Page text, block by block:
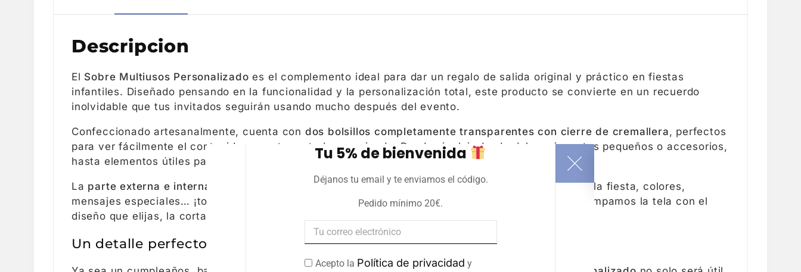
Descripcion
El Sobre Multiusos Personalizado es el complemento ideal para dar un regalo de salida original y práctico en fiestas
infantiles. Diseñado pensando en la funcionalidad y la personalización total, este producto se convierte en un recuerdo
inolvidable que tus invitados seguirán usando mucho después del evento.
Confeccionado artesanalmente, cuenta con dos bolsillos completamente transparentes con cierre de cremallera , perfectos
para ver fácilmente el contenido y mantener todo organizado. Puedes incluir desde dulces, juguetes pequeños o accesorios,
hasta elementos útiles para el día a día.
La parte externa e interna del sobre puede personalizarse completamente: nombres, temática de la fiesta, colores,
mensajes especiales… ¡todo a tu gusto! Gracias a nuestro proceso de producción desde cero, estampamos la tela con el
diseño que elijas, la cortamos con láser y confeccionamos a mano cada unidad.
Un detalle perfecto para tus celebraciones
Tu 5% de bienvenida
Déjanos tu email y te enviamos el código.
Pedido mínimo 20€.
Acepto la Política de privacidad y